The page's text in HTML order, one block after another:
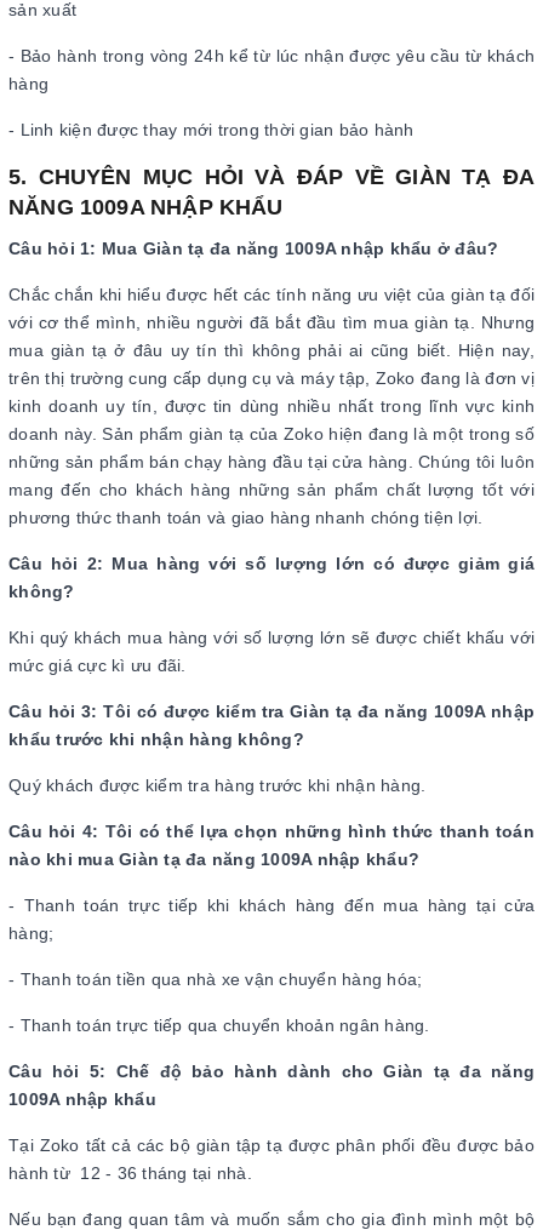
sản xuất
- Bảo hành trong vòng 24h kể từ lúc nhận được yêu cầu từ khách
hàng
- Linh kiện được thay mới trong thời gian bảo hành
5. CHUYÊN MỤC HỎI VÀ ĐÁP VỀ GIÀN TẠ ĐA
NĂNG 1009A NHẬP KHẨU
Câu hỏi 1: Mua Giàn tạ đa năng 1009A nhập khẩu ở đâu?
Chắc chắn khi hiểu được hết các tính năng ưu việt của giàn tạ đối
với cơ thể mình, nhiều người đã bắt đầu tìm mua giàn tạ. Nhưng
mua giàn tạ ở đâu uy tín thì không phải ai cũng biết. Hiện nay,
trên thị trường cung cấp dụng cụ và máy tập, Zoko đang là đơn vị
kinh doanh uy tín, được tin dùng nhiều nhất trong lĩnh vực kinh
doanh này. Sản phẩm giàn tạ của Zoko hiện đang là một trong số
những sản phẩm bán chạy hàng đầu tại cửa hàng. Chúng tôi luôn
mang đến cho khách hàng những sản phẩm chất lượng tốt với
phương thức thanh toán và giao hàng nhanh chóng tiện lợi.
Câu hỏi 2: Mua hàng với số lượng lớn có được giảm giá
không?
Khi quý khách mua hàng với số lượng lớn sẽ được chiết khấu với
mức giá cực kì ưu đãi.
Câu hỏi 3: Tôi có được kiểm tra Giàn tạ đa năng 1009A nhập
khẩu trước khi nhận hàng không?
Quý khách được kiểm tra hàng trước khi nhận hàng.
Câu hỏi 4: Tôi có thể lựa chọn những hình thức thanh toán
nào khi mua Giàn tạ đa năng 1009A nhập khẩu?
- Thanh toán trực tiếp khi khách hàng đến mua hàng tại cửa
hàng;
- Thanh toán tiền qua nhà xe vận chuyển hàng hóa;
- Thanh toán trực tiếp qua chuyển khoản ngân hàng.
Câu hỏi 5: Chế độ bảo hành dành cho Giàn tạ đa năng
1009A nhập khẩu
Tại Zoko tất cả các bộ giàn tập tạ được phân phối đều được bảo
hành từ 12 - 36 tháng tại nhà.
Nếu bạn đang quan tâm và muốn sắm cho gia đình mình một bộ